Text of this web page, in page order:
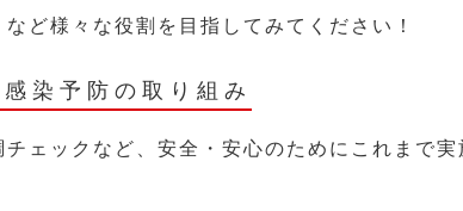
ど様々な役割を目指してみてください！
感染予防の取り組み
ェックなど、安全・安心のためにこれまで